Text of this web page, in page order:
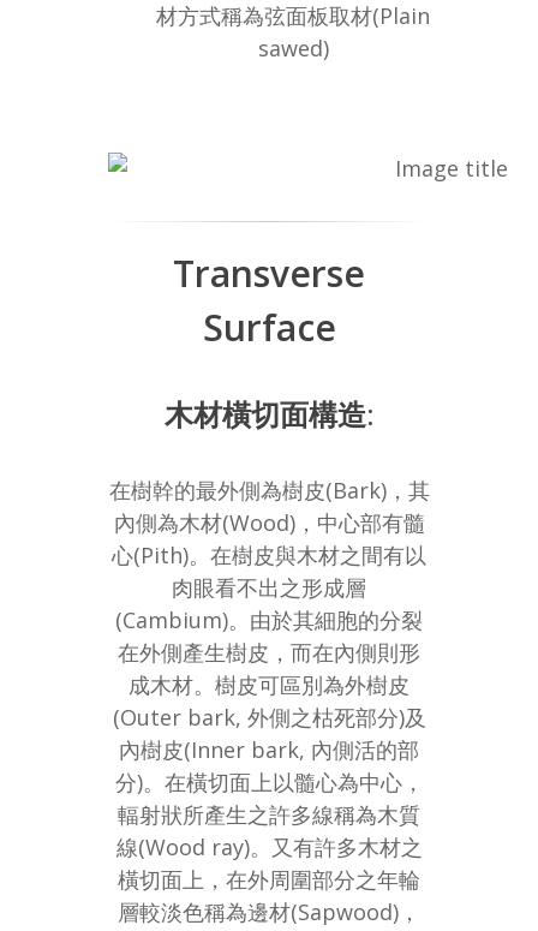
材方式稱為弦面板取材(Plain
sawed)
Transverse
Surface
木材橫切面構造:
在樹幹的最外側為樹皮(Bark)，其
內側為木材(Wood)，中心部有髓
心(Pith)。在樹皮與木材之間有以
肉眼看不出之形成層
(Cambium)。由於其細胞的分裂
在外側產生樹皮，而在內側則形
成木材。樹皮可區別為外樹皮
(Outer bark, 外側之枯死部分)及
內樹皮(Inner bark, 內側活的部
分)。在橫切面上以髓心為中心，
輻射狀所產生之許多線稱為木質
線(Wood ray)。又有許多木材之
橫切面上，在外周圍部分之年輪
層較淡色稱為邊材(Sapwood)，